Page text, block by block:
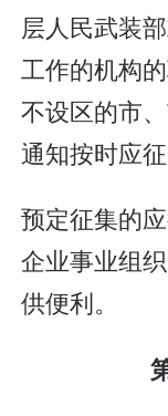
层人民武装
工作的机构
不设区的市
通知按时应征
预定征集的
企业事业组
供便利。